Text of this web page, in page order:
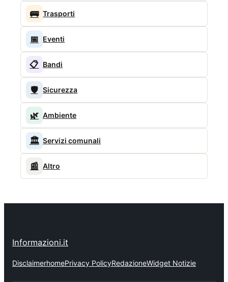
🚌 Trasporti
📅 Eventi
📋 Bandi
🛡️ Sicurezza
🌿 Ambiente
🏛️ Servizi comunali
📰 Altro
Informazioni.it
DisclaimerhomePrivacy PolicyRedazioneWidget Notizie